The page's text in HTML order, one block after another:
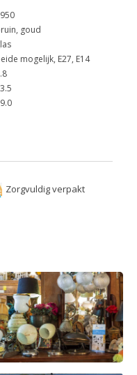
goud
mogelijk, E27, E14
Zorgvuldig verpakt